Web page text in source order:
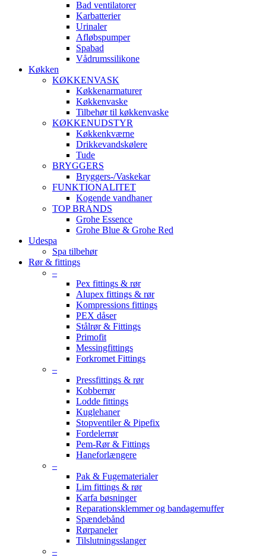
Bad ventilatorer
Karbatterier
Urinaler
Afløbspumper
Spabad
Vådrumssilikone
Køkken
KØKKENVASK
Køkkenarmaturer
Køkkenvaske
Tilbehør til køkkenvaske
KØKKENUDSTYR
Køkkenkværne
Drikkevandskølere
Tude
BRYGGERS
Bryggers-/Vaskekar
FUNKTIONALITET
Kogende vandhaner
TOP BRANDS
Grohe Essence
Grohe Blue & Grohe Red
Udespa
Spa tilbehør
Rør & fittings
–
Pex fittings & rør
Alupex fittings & rør
Kompressions fittings
PEX dåser
Stålrør & Fittings
Primofit
Messingfittings
Forkromet Fittings
–
Pressfittings & rør
Kobberrør
Lodde fittings
Kuglehaner
Stopventiler & Pipefix
Fordelerrør
Pem-Rør & Fittings
Haneforlængere
–
Pak & Fugematerialer
Lim fittings & rør
Karfa bøsninger
Reparationsklemmer og bandagemuffer
Spændebånd
Rørpaneler
Tilslutningsslanger
–